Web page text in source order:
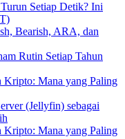
Setiap Detik? Ini
Bearish, ARA, dan
Rutin Setiap Tahun
Kripto: Mana yang Paling
(Jellyfin) sebagai
Kripto: Mana yang Paling